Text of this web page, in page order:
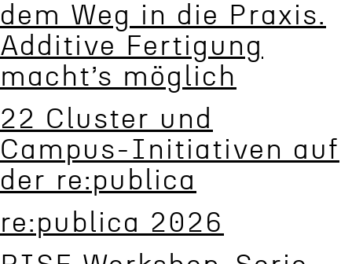
dem Weg in die Praxis.
Additive Ferti­gung
macht’s möglich
22 Cluster und
Campus-Initiativen auf
der re:publica
re:publica 2026